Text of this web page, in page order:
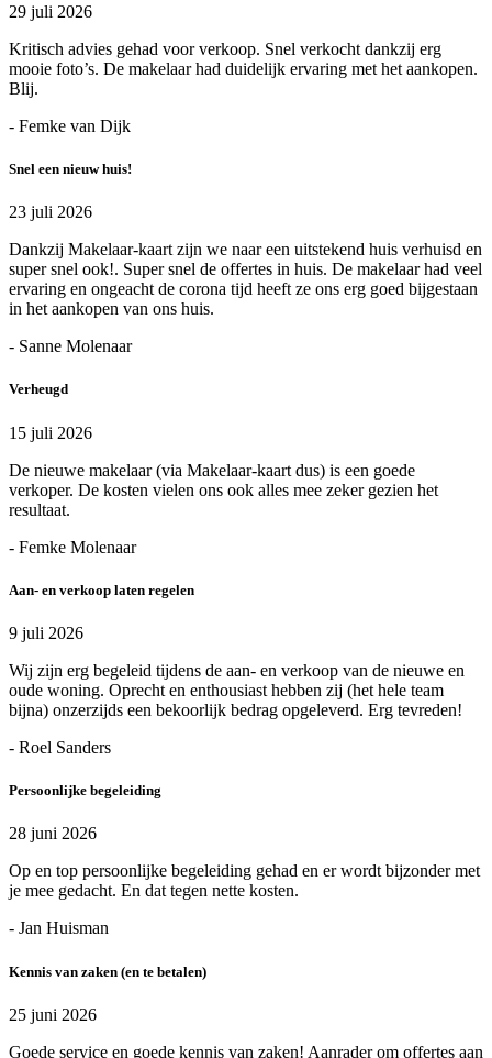
29 juli 2026
Kritisch advies gehad voor verkoop. Snel verkocht dankzij erg
mooie foto’s. De makelaar had duidelijk ervaring met het aankopen.
Blij.
- Femke van Dijk
Snel een nieuw huis!
23 juli 2026
Dankzij Makelaar-kaart zijn we naar een uitstekend huis verhuisd en
super snel ook!. Super snel de offertes in huis. De makelaar had veel
ervaring en ongeacht de corona tijd heeft ze ons erg goed bijgestaan
in het aankopen van ons huis.
- Sanne Molenaar
Verheugd
15 juli 2026
De nieuwe makelaar (via Makelaar-kaart dus) is een goede
verkoper. De kosten vielen ons ook alles mee zeker gezien het
resultaat.
- Femke Molenaar
Aan- en verkoop laten regelen
9 juli 2026
Wij zijn erg begeleid tijdens de aan- en verkoop van de nieuwe en
oude woning. Oprecht en enthousiast hebben zij (het hele team
bijna) onzerzijds een bekoorlijk bedrag opgeleverd. Erg tevreden!
- Roel Sanders
Persoonlijke begeleiding
28 juni 2026
Op en top persoonlijke begeleiding gehad en er wordt bijzonder met
je mee gedacht. En dat tegen nette kosten.
- Jan Huisman
Kennis van zaken (en te betalen)
25 juni 2026
Goede service en goede kennis van zaken! Aanrader om offertes aan